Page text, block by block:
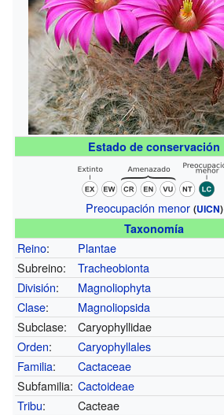
Estado de conservación
Preocupación menor (UICN)
Taxonomía
Reino:
Plantae
Subreino:
Tracheobionta
División:
Magnoliophyta
Clase:
Magnoliopsida
Subclase:
Caryophyllidae
Orden:
Caryophyllales
Familia:
Cactaceae
Subfamilia: Cactoideae
Tribu:
Cacteae